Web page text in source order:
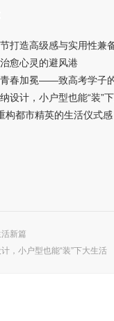
打造高级感与实用性兼
愈心灵的避风港
春加冕——致高考学子
设计，小户型也能“装”
构都市精英的生活仪式感
新篇
，小户型也能“装”下大生活